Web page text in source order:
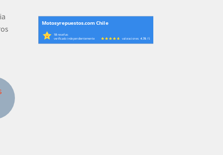
Motosyrepuestos.com Chile
18 reseñas
verificado independientemente valoraciones 4.78/ 5